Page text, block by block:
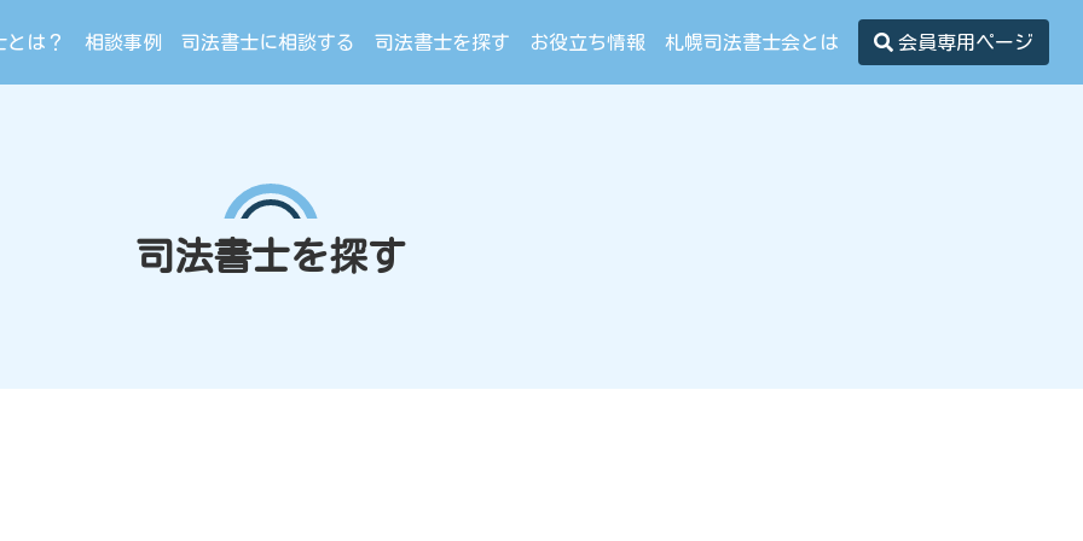
とは？ 相談事例 司法書士に相談する 司法書士を探す お役立ち情報 札幌司法書士会とは 会員専用ページ
司法書士を探す